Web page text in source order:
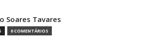
Soares Tavares
0 COMENTÁRIOS